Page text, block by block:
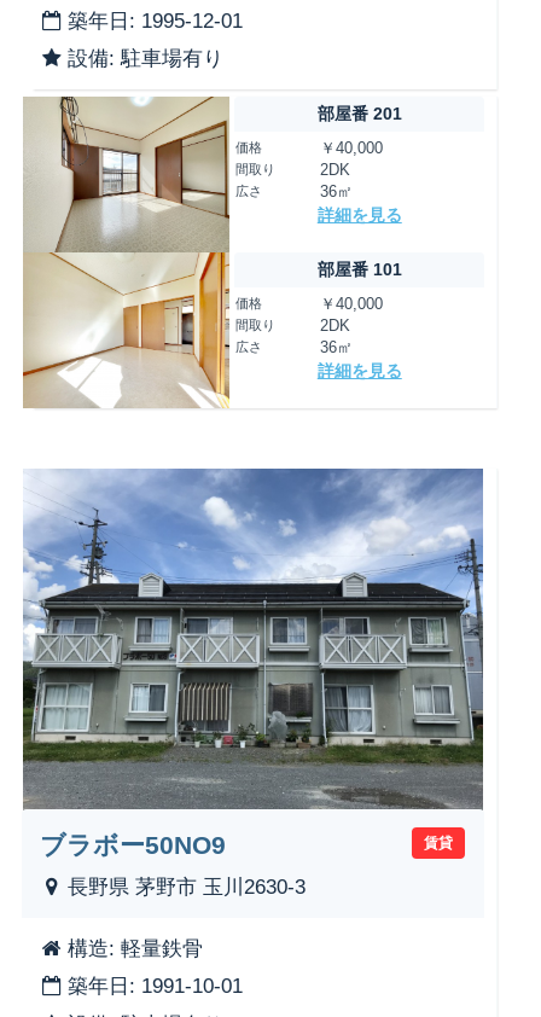
築年日: 1995-12-01
設備: 駐車場有り
部屋番 201
価格 ￥40,000
間取り 2DK
広さ 36㎡
詳細を見る
部屋番 101
価格 ￥40,000
間取り 2DK
広さ 36㎡
詳細を見る
賃貸
ブラボー50NO9
長野県 茅野市 玉川2630-3
構造: 軽量鉄骨
築年日: 1991-10-01